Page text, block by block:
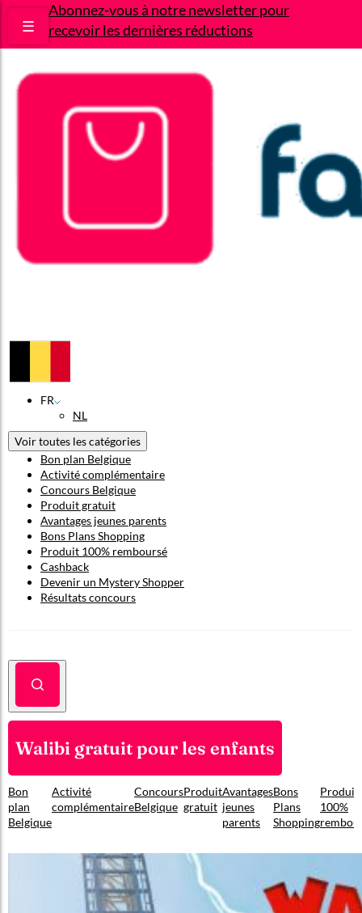
Abonnez-vous à notre newsletter pour
recevoir les dernières réductions
☰
FR
NL
Voir toutes les catégories
Bon plan Belgique
Activité complémentaire
Concours Belgique
Produit gratuit
Avantages jeunes parents
Bons Plans Shopping
Produit 100% remboursé
Cashback
Devenir un Mystery Shopper
Résultats concours
Walibi gratuit pour les enfants
Bon
plan
Belgique
Activité
complémentaire
Concours
Belgique
Produit
gratuit
Avantages
jeunes
parents
Bons
Plans
Shopping
Produit
100%